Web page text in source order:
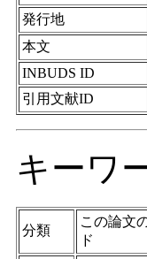
発行地
本文
INBUDS ID
引用文献ID
キーワ
分類
この論文
ド